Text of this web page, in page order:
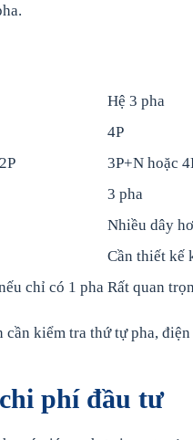
Hệ 3 pha
4P
3P+N hoặc
3 pha
Nhiều dây
Cần thiết kế
chỉ có 1 pha Rất quan
kiểm tra thứ tự pha,
phí đầu tư